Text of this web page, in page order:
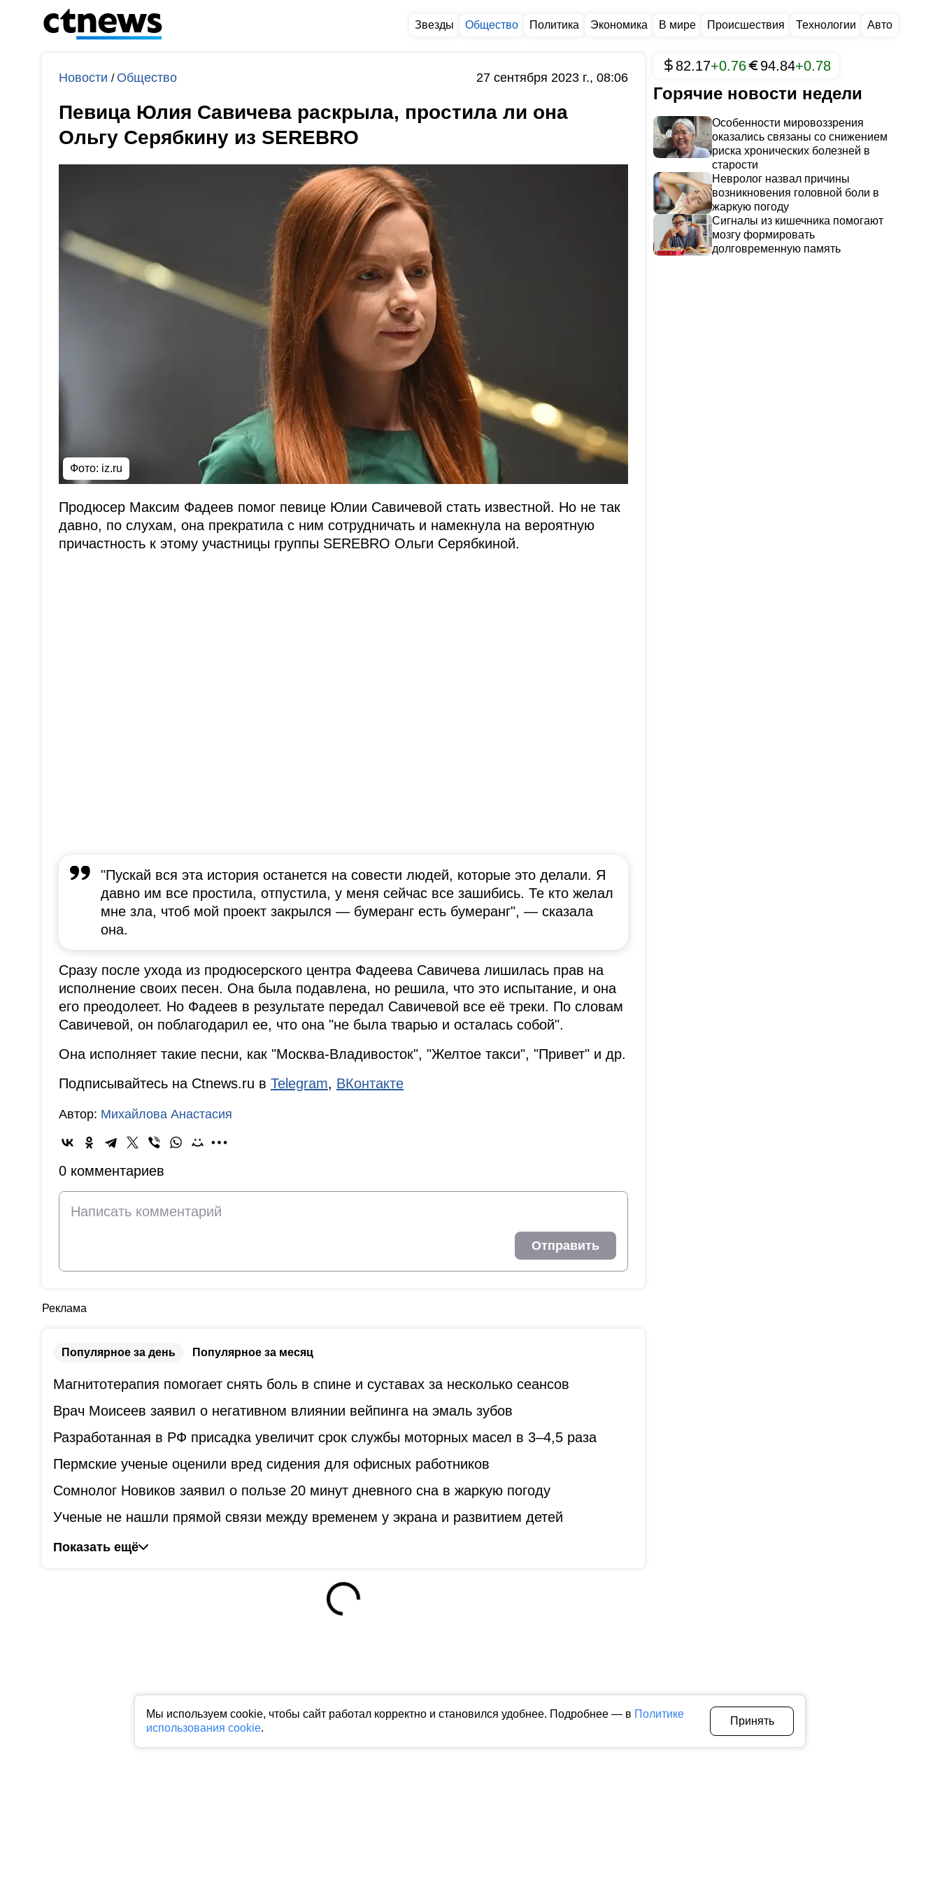
Мы используем cookie, чтобы сайт работал корректно и становился удобнее. Подробнее — в Политике
использования cookie.
Принять
Звезды Общество Политика Экономика В мире Происшествия Технологии Авто
Новости /Общество 27 сентября 2023 г., 08:06
Певица Юлия Савичева раскрыла, простила ли она
Ольгу Серябкину из SEREBRO
Фото: iz.ru
Продюсер Максим Фадеев помог певице Юлии Савичевой стать известной. Но не так
давно, по слухам, она прекратила с ним сотрудничать и намекнула на вероятную
причастность к этому участницы группы SEREBRO Ольги Серябкиной.
"Пускай вся эта история останется на совести людей, которые это делали. Я
давно им все простила, отпустила, у меня сейчас все зашибись. Те кто желал
мне зла, чтоб мой проект закрылся — бумеранг есть бумеранг", — сказала
она.
Сразу после ухода из продюсерского центра Фадеева Савичева лишилась прав на
исполнение своих песен. Она была подавлена, но решила, что это испытание, и она
его преодолеет. Но Фадеев в результате передал Савичевой все её треки. По словам
Савичевой, он поблагодарил ее, что она "не была тварью и осталась собой".
Она исполняет такие песни, как "Москва-Владивосток", "Желтое такси", "Привет" и др.
Подписывайтесь на Ctnews.ru в Telegram, ВКонтакте
Автор: Михайлова Анастасия
0 комментариев
Отправить
Реклама
Популярное за день Популярное за месяц
Магнитотерапия помогает снять боль в спине и суставах за несколько сеансов
Врач Моисеев заявил о негативном влиянии вейпинга на эмаль зубов
Разработанная в РФ присадка увеличит срок службы моторных масел в 3–4,5 раза
Пермские ученые оценили вред сидения для офисных работников
Сомнолог Новиков заявил о пользе 20 минут дневного сна в жаркую погоду
Ученые не нашли прямой связи между временем у экрана и развитием детей
Показать ещё
82.17+0.76 94.84+0.78
Горячие новости недели
Особенности мировоззрения
оказались связаны со снижением
риска хронических болезней в
старости
Невролог назвал причины
возникновения головной боли в
жаркую погоду
Сигналы из кишечника помогают
мозгу формировать
долговременную память